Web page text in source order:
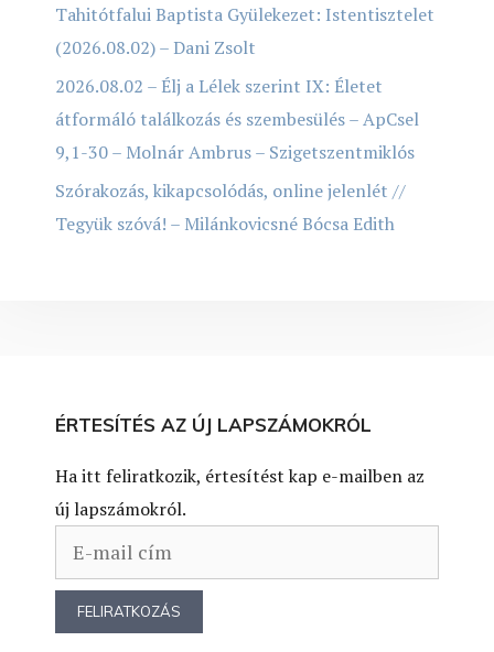
Tahitótfalui Baptista Gyülekezet: Istentisztelet
(2026.08.02) – Dani Zsolt
2026.08.02 – Élj a Lélek szerint IX: Életet
átformáló találkozás és szembesülés – ApCsel
9,1-30 – Molnár Ambrus – Szigetszentmiklós
Szórakozás, kikapcsolódás, online jelenlét //
Tegyük szóvá! – Milánkovicsné Bócsa Edith
ÉRTESÍTÉS AZ ÚJ LAPSZÁMOKRÓL
Ha itt feliratkozik, értesítést kap e-mailben az
új lapszámokról.